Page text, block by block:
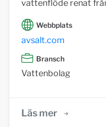
vattenflöde renat
Webbplats
avsalt.com
Bransch
Vattenbolag
Läs mer